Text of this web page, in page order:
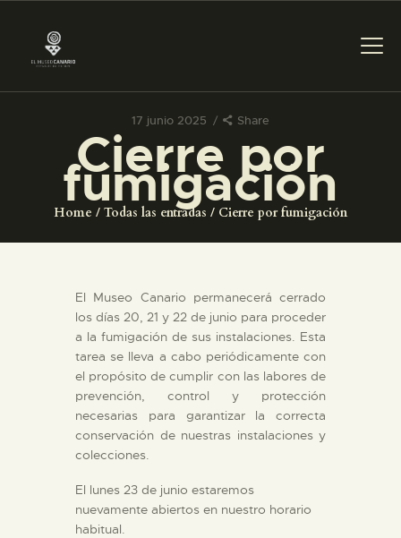
17 junio 2025 Share
Cierre por
fumigación
Home Todas las entradas Cierre por fumigación
PREPARAR LA VISITA
ACTIVIDADES
EL MUSEO
COLECCIONES
DIDÁCTICA
PREPARAR LA VISITA
El Museo Canario permanecerá cerrado
los días 20, 21 y 22 de junio para proceder
a la fumigación de sus instalaciones. Esta
tarea se lleva a cabo periódicamente con
el propósito de cumplir con las labores de
prevención, control y protección
necesarias para garantizar la correcta
conservación de nuestras instalaciones y
colecciones.
El lunes 23 de junio estaremos
nuevamente abiertos en nuestro horario
habitual.